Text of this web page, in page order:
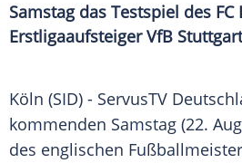
Samstag das Testspiel des
Erstligaaufsteiger VfB
Köln (SID) - ServusTV
kommenden Samstag (22.
des englischen